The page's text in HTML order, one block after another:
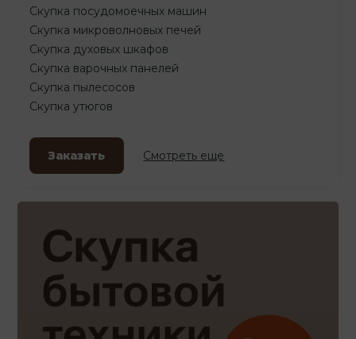
Скупка посудомоечных машин
Скупка микроволновых печей
Скупка духовых шкафов
Скупка варочных панелей
Скупка пылесосов
Скупка утюгов
Заказать Смотреть еще